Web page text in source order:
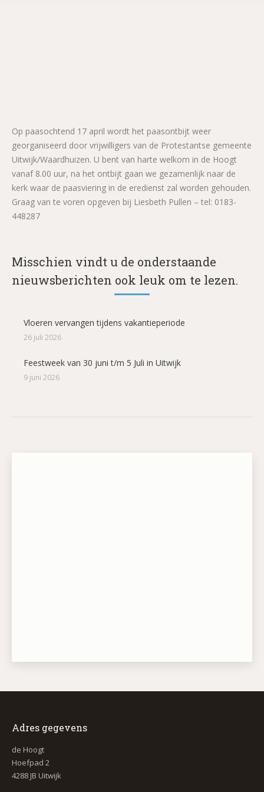
Op paasochtend 17 april wordt het paasontbijt weer
georganiseerd door vrijwilligers van de Protestantse gemeente
Uitwijk/Waardhuizen. U bent van harte welkom in de Hoogt
vanaf 8.00 uur, na het ontbijt gaan we gezamenlijk naar de
kerk waar de paasviering in de eredienst zal worden gehouden.
Graag van te voren opgeven bij Liesbeth Pullen – tel: 0183-
448287
Misschien vindt u de onderstaande
nieuwsberichten ook leuk om te lezen.
Vloeren vervangen tijdens vakantieperiode
26 juli 2026
Feestweek van 30 juni t/m 5 Juli in Uitwijk
9 juni 2026
Adres gegevens
de Hoogt
Hoefpad 2
4288 JB Uitwijk